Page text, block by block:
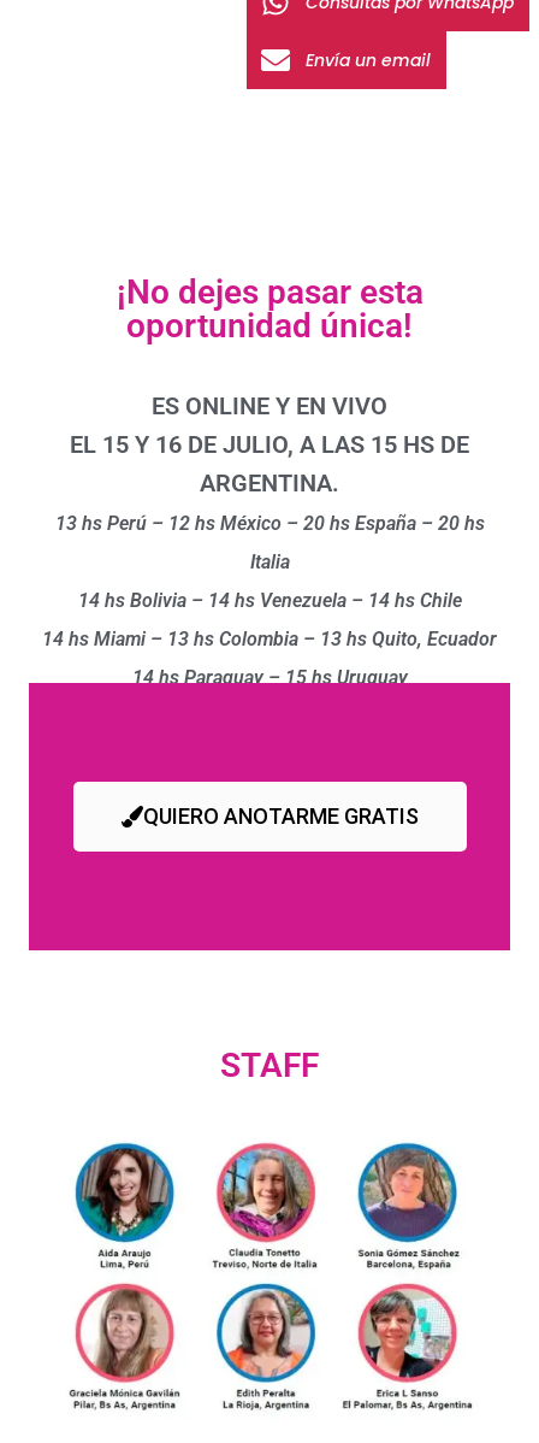
¡No dejes pasar esta
oportunidad única!
ES ONLINE Y EN VIVO
EL 15 Y 16 DE JULIO, A LAS 15 HS DE
ARGENTINA.
13 hs Perú – 12 hs México – 20 hs España – 20 hs
Italia
14 hs Bolivia – 14 hs Venezuela – 14 hs Chile
14 hs Miami – 13 hs Colombia – 13 hs Quito, Ecuador
14 hs Paraguay – 15 hs Uruguay
QUIERO ANOTARME GRATIS
STAFF
Envía un email